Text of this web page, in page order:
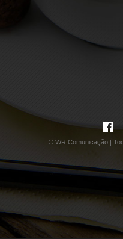
© WR Comunicação |